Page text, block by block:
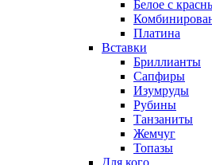
Белое с
Платина
Вставки
Бриллианты
Сапфиры
Изумруды
Рубины
Танзаниты
Жемчуг
Топазы
Для кого